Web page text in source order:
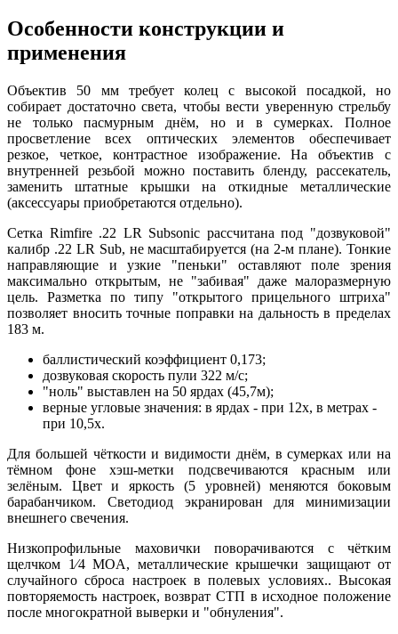
Особенности конструкции и
применения
Объектив 50 мм требует колец с высокой посадкой, но
собирает достаточно света, чтобы вести уверенную стрельбу
не только пасмурным днём, но и в сумерках. Полное
просветление всех оптических элементов обеспечивает
резкое, четкое, контрастное изображение. На объектив с
внутренней резьбой можно поставить бленду, рассекатель,
заменить штатные крышки на откидные металлические
(аксессуары приобретаются отдельно).
Сетка Rimfire .22 LR Subsonic рассчитана под "дозвуковой"
калибр .22 LR Sub, не масштабируется (на 2-м плане). Тонкие
направляющие и узкие "пеньки" оставляют поле зрения
максимально открытым, не "забивая" даже малоразмерную
цель. Разметка по типу "открытого прицельного штриха"
позволяет вносить точные поправки на дальность в пределах
183 м.
баллистический коэффициент 0,173;
дозвуковая скорость пули 322 м/с;
"ноль" выставлен на 50 ярдах (45,7м);
верные угловые значения: в ярдах - при 12x, в метрах -
при 10,5x.
Для большей чёткости и видимости днём, в сумерках или на
тёмном фоне хэш-метки подсвечиваются красным или
зелёным. Цвет и яркость (5 уровней) меняются боковым
барабанчиком. Светодиод экранирован для минимизации
внешнего свечения.
Низкопрофильные маховички поворачиваются с чётким
щелчком 1⁄4 MOA, металлические крышечки защищают от
случайного сброса настроек в полевых условиях.. Высокая
повторяемость настроек, возврат СТП в исходное положение
после многократной выверки и "обнуления".